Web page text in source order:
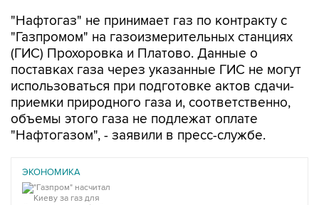
"Нафтогаз" не принимает газ по контракту с
"Газпромом" на газоизмерительных станциях
(ГИС) Прохоровка и Платово. Данные о
поставках газа через указанные ГИС не могут
использоваться при подготовке актов сдачи-
приемки природного газа и, соответственно,
объемы этого газа не подлежат оплате
"Нафтогазом", - заявили в пресс-службе.
ЭКОНОМИКА